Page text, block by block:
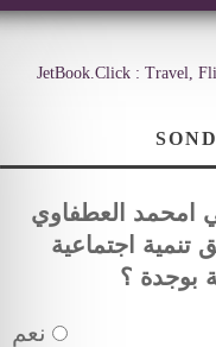
JetBook.Click : Travel,
امحمد العطفاوي
اجتماعية
بوجدة ؟
نعم